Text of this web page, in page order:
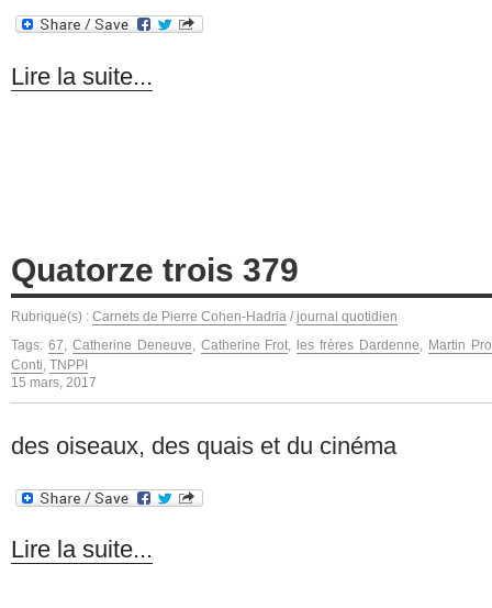
Lire la suite...
Quatorze trois 379
Rubrique(s) : Carnets de Pierre Cohen-Hadria / journal quotidien
Tags: 67, Catherine Deneuve, Catherine Frot, les frères Dardenne, Martin
Conti, TNPPI
15 mars, 2017
des oiseaux, des quais et du cinéma
Lire la suite...